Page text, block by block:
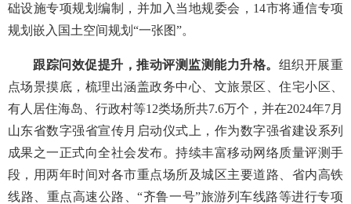
础设施专项规划编制，并加入当地规委会，14市将通信专项
规划嵌入国土空间规划“一张图”。
跟踪问效促提升，推动评测监测能力升格。 组织开展重
点场景摸底，梳理出涵盖政务中心、文旅景区、住宅小区、
有人居住海岛、行政村等12类场所共7.6万个，并在2024年7月
山东省数字强省宣传月启动仪式上，作为数字强省建设系列
成果之一正式向全社会发布。持续丰富移动网络质量评测手
段，用两年时间对各市重点场所及城区主要道路、省内高铁
线路、重点高速公路、“齐鲁一号”旅游列车线路等进行专项